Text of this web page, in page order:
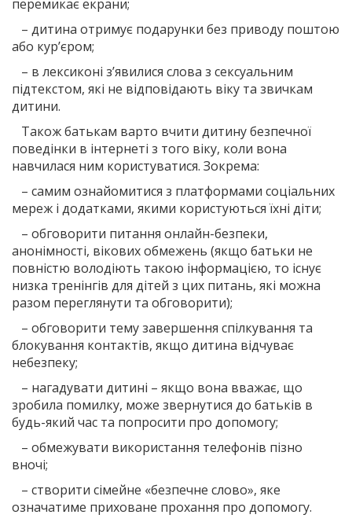
перемикає екрани;
– дитина отримує подарунки без приводу поштою
або кур’єром;
– в лексиконі з’явилися слова з сексуальним
підтекстом, які не відповідають віку та звичкам
дитини.
Також батькам варто вчити дитину безпечної
поведінки в інтернеті з того віку, коли вона
навчилася ним користуватися. Зокрема:
– самим ознайомитися з платформами соціальних
мереж і додатками, якими користуються їхні діти;
– обговорити питання онлайн-безпеки,
анонімності, вікових обмежень (якщо батьки не
повністю володіють такою інформацією, то існує
низка тренінгів для дітей з цих питань, які можна
разом переглянути та обговорити);
– обговорити тему завершення спілкування та
блокування контактів, якщо дитина відчуває
небезпеку;
– нагадувати дитині – якщо вона вважає, що
зробила помилку, може звернутися до батьків в
будь-який час та попросити про допомогу;
– обмежувати використання телефонів пізно
вночі;
– створити сімейне «безпечне слово», яке
означатиме приховане прохання про допомогу.